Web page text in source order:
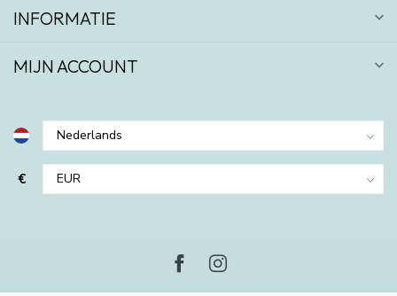
INFORMATIE
MIJN ACCOUNT
€